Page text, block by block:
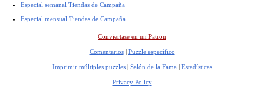
Especial semanal Tiendas de Campaña
Especial mensual Tiendas de Campaña
Conviertase en un Patron
Comentarios| Puzzle específico
Imprimir múltiples puzzles| Salón de la Fama | Estadísticas
Privacy Policy